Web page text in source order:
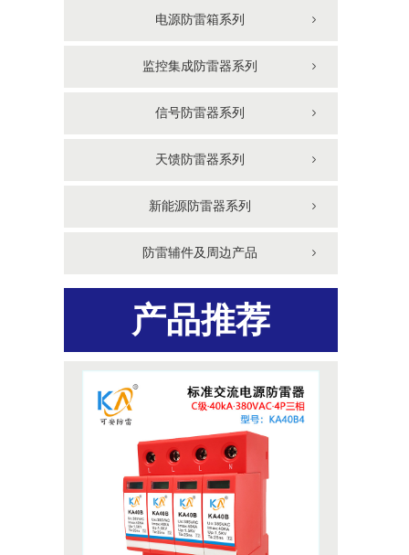
电源防雷箱系列
监控集成防雷器系列
信号防雷器系列
天馈防雷器系列
新能源防雷器系列
防雷辅件及周边产品
产品推荐